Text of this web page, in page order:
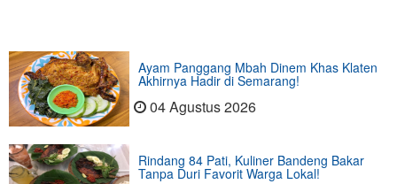
Ayam Panggang Mbah Dinem Khas Klaten
Akhirnya Hadir di Semarang!
04 Agustus 2026
Rindang 84 Pati, Kuliner Bandeng Bakar
Tanpa Duri Favorit Warga Lokal!